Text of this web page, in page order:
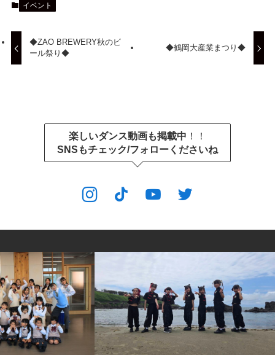
イベント
◆ZAO BREWERY秋のビ
ール祭り◆
◆鶴岡大産業まつり◆
楽しいダンス動画も掲載中 ！！
SNSもチェック/フォローくださいね